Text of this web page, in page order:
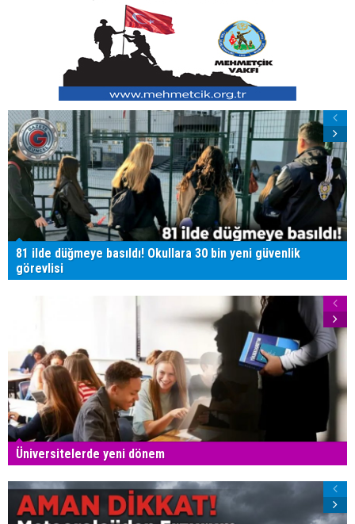
81 ilde düğmeye basıldı! Okullara 30 bin yeni güvenlik
görevlisi
Üniversitelerde yeni dönem